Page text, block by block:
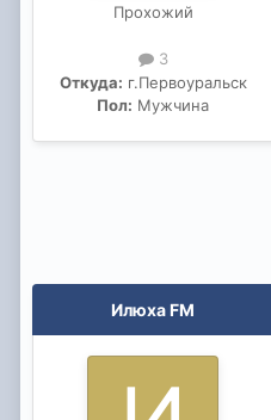
Прохожий
3
Откуда: г.Первоуральск
Пол: Мужчина
Илюха FM